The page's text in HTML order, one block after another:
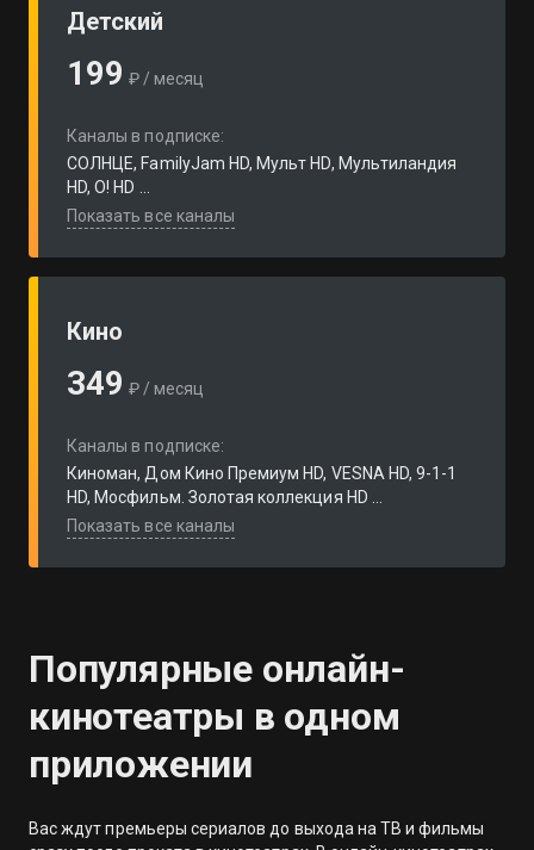
Детский
199 ₽ / месяц
Каналы в подписке:
СОЛНЦЕ, FamilyJam HD, Мульт HD, Мультиландия
HD, О! HD ...
Показать все каналы
Кино
349 ₽ / месяц
Каналы в подписке:
Киноман, Дом Кино Премиум HD, VESNA HD, 9-1-1
HD, Мосфильм. Золотая коллекция HD ...
Показать все каналы
Популярные онлайн-
кинотеатры в одном
приложении
Вас ждут премьеры сериалов до выхода на ТВ и фильмы